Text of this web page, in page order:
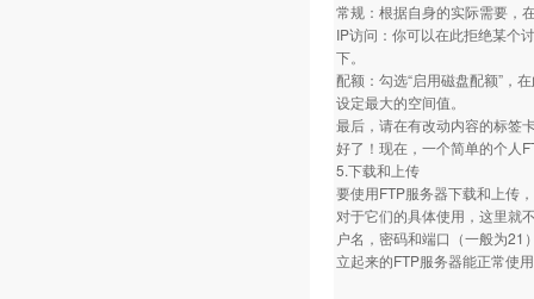
常规：根据自身的实际需要，
IP访问：你可以在此拒绝某个
下。
配额：勾选“启用磁盘配额”，
设定最大的空间值。
最后，请在有改动内容的标签
好了！现在，一个简单的个人
5.下载和上传
要使用FTP服务器下载和上传
对于它们的具体使用，这里就
户名，密码和端口（一般为
立起来的FTP服务器能正常使